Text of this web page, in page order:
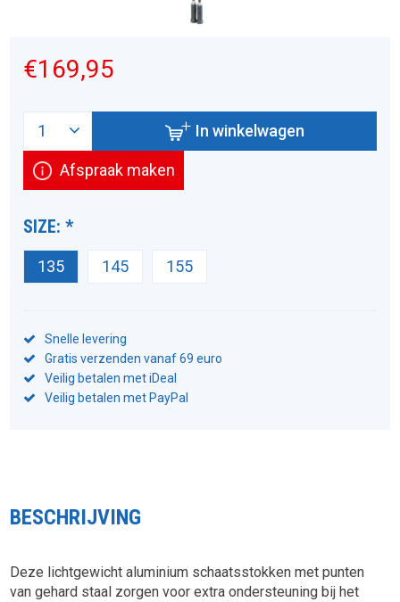
€169,95
In winkelwagen
Afspraak maken
SIZE:*
135 145 155
Snelle levering
Gratis verzenden vanaf 69 euro
Veilig betalen met iDeal
Veilig betalen met PayPal
BESCHRIJVING
Deze lichtgewicht aluminium schaatsstokken met punten
van gehard staal zorgen voor extra ondersteuning bij het